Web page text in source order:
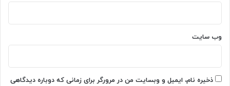
وب‌ سایت
ذخیره نام، ایمیل و وبسایت من در مرورگر برای زمانی که دوباره دیدگاهی